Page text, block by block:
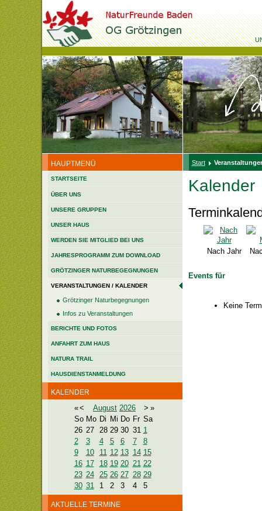
HAUPTMENÜ
STARTSEITE
ÜBER UNS
UNSERE GRUPPEN
UNSER HAUS
WERDEN SIE MITGLIED BEI UNS
JAHRESPROGRAMM ZUM DOWNLOAD
GRÖTZINGER NATURBEGEGNUNGEN
VERANSTALTUNGEN / KALENDER
Grötzinger Naturbegegnungen
Infos zu Veranstaltungen
BERICHTE UND FOTOS
ANFAHRT ZUM HAUS
NATURA TRAIL
HAUSDIENSTANMELDUNG
KALENDER
«< August 2026 > »
So Mo Di Mi Do Fr Sa
26 27 28 29 30 31 1
2
3 4 5 6 7
8
9
10 11 12 13 14 15
16 17 18 19 20 21 22
23 24 25 26 27 28 29
30 31 1 2 3 4 5
AKTUELLE TERMINE
Start
Kalender
Nach Jahr
Events für
Keine